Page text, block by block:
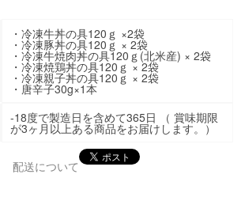
・冷凍牛丼の具120ｇ ×2袋
・冷凍豚丼の具120ｇ × 2袋
・冷凍牛焼肉丼の具120ｇ(北米産) × 2袋
・冷凍焼鶏丼の具120ｇ × 2袋
・冷凍親子丼の具120ｇ × 2袋
・唐辛子30g×1本
-18度で製造日を含めて365日 （ 賞味期限
が3ヶ月以上ある商品をお届けします。）
配送について